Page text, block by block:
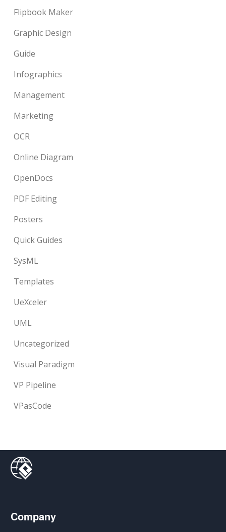
Flipbook Maker
Graphic Design
Guide
Infographics
Management
Marketing
OCR
Online Diagram
OpenDocs
PDF Editing
Posters
Quick Guides
SysML
Templates
UeXceler
UML
Uncategorized
Visual Paradigm
VP Pipeline
VPasCode
Company